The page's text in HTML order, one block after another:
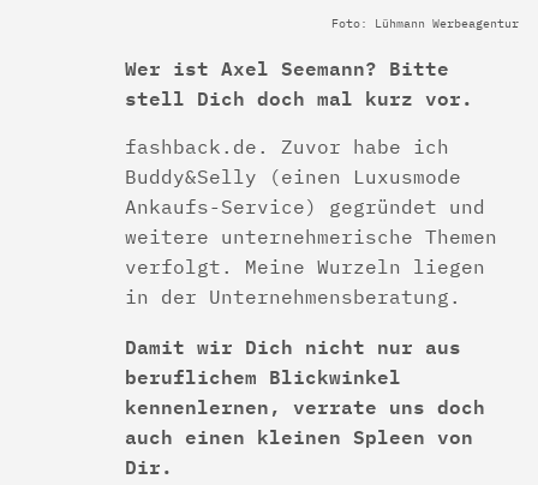
Foto: Lühmann Werbeagentur
Wer ist Axel Seemann? Bitte
stell Dich doch mal kurz vor.
fashback.de. Zuvor habe ich
Buddy&Selly (einen Luxusmode
Ankaufs-Service) gegründet und
weitere unternehmerische Themen
verfolgt. Meine Wurzeln liegen
in der Unternehmensberatung.
Damit wir Dich nicht nur aus
beruflichem Blickwinkel
kennenlernen, verrate uns doch
auch einen kleinen Spleen von
Dir.